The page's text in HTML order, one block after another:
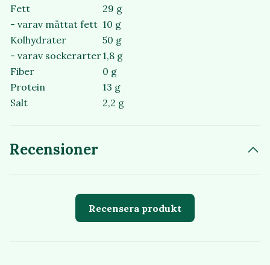
Fett
29 g
- varav mättat fett 10 g
Kolhydrater
50 g
- varav sockerarter1,8 g
Fiber
0 g
Protein
13 g
Salt
2,2 g
Recensioner
Recensera produkt